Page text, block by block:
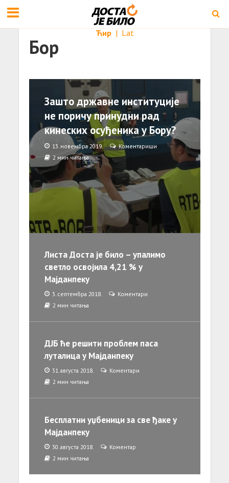
Ћир | Lat
Бор
Зашто државне институције
не поричу принудни рад
кинеских осуђеника у Бору?
13. новембра 2019.
Коментариши
2 мин читања
Листа Доста је било – упалимо
светло освојила 4,21 % у
Мајданпеку
3. септембра 2018.
Коментари
2 мин читања
ДЈБ ће решити проблем паса
луталица у Мајданпеку
31. августа 2018.
Коментари
2 мин читања
Бесплатни уџбеници за све ђаке у
Мајданпеку
30. августа 2018.
Коментар
2 мин читања